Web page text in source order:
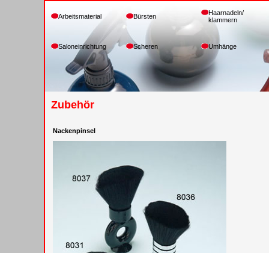
Arbeitsmaterial Bürsten
Haarnadeln/
klammern
Saloneinrichtung Scheren Umhänge
Zubehör
Nackenpinsel